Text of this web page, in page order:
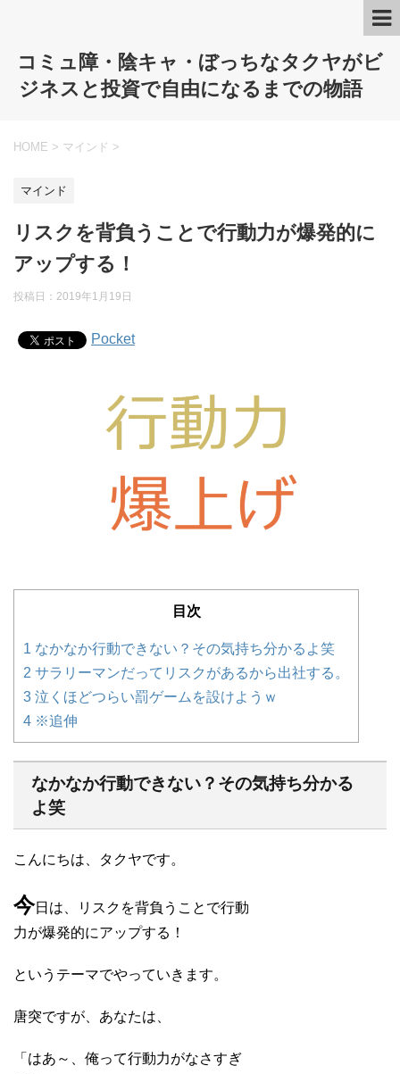
コミュ障・陰キャ・ぼっちなタクヤがビ
ジネスと投資で自由になるまでの物語
HOME > マインド >
マインド
リスクを背負うことで行動力が爆発的に
アップする！
投稿日： 2019年1月19日
Pocket
目次
1 なかなか行動できない？その気持ち分かるよ笑
2 サラリーマンだってリスクがあるから出社する。
3 泣くほどつらい罰ゲームを設けようｗ
4 ※追伸
なかなか行動できない？その気持ち分かる
よ笑
こんにちは、タクヤです。
今日は、リスクを背負うことで行動
力が爆発的にアップする！
というテーマでやっていきます。
唐突ですが、あなたは、
「はあ～、俺って行動力がなさすぎ